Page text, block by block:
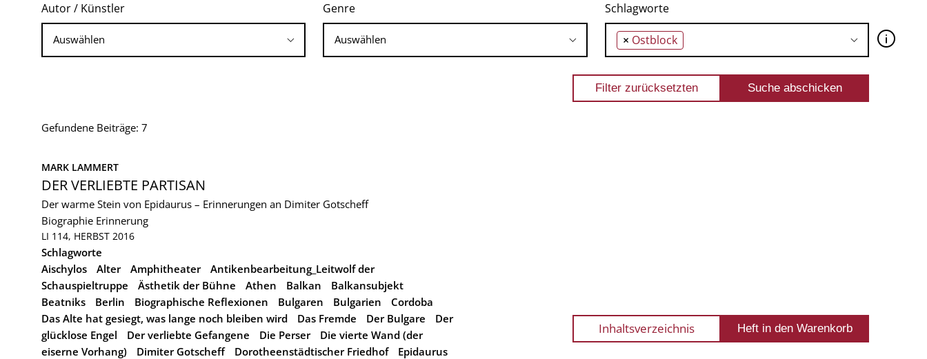
Autor / Künstler Genre Schlagworte
× Ostblock 🛈
Gefundene Beiträge: 7
MARK LAMMERT
DER VERLIEBTE PARTISAN
Der warme Stein von Epidaurus – Erinnerungen an Dimiter Gotscheff
Biographie Erinnerung
LI 114, HERBST 2016
Schlagworte
Aischylos
Alter Amphitheater
Antikenbearbeitung_Leitwolf der
Schauspieltruppe
Ästhetik der Bühne Athen Balkan
Balkansubjekt
Beatniks
Berlin Biographische Reflexionen Bulgaren Bulgarien
Cordoba
Das Alte hat gesiegt, was lange noch bleiben wird
Das Fremde Der Bulgare
Der
glücklose Engel
Der verliebte Gefangene Die Perser
Die vierte Wand (der
eiserne Vorhang)
Dimiter Gotscheff Dorotheenstädtischer Friedhof
Epidaurus
Inhaltsverzeichnis